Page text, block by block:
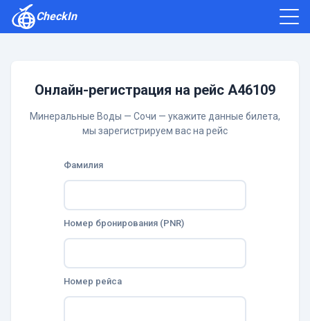
CheckIn
Онлайн-регистрация на рейс A46109
Минеральные Воды — Сочи — укажите данные билета,
мы зарегистрируем вас на рейс
Фамилия
Номер бронирования (PNR)
Номер рейса